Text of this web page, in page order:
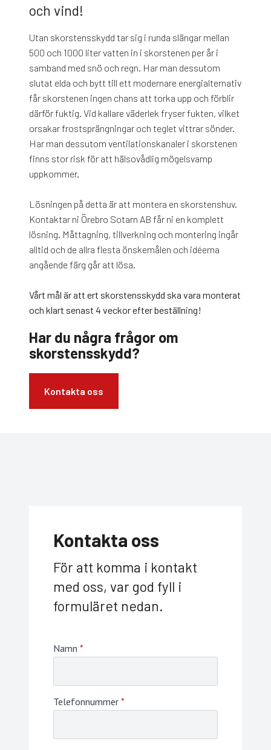
och vind!
Utan skorstensskydd tar sig i runda slängar mellan
500 och 1000 liter vatten in i skorstenen per år i
samband med snö och regn. Har man dessutom
slutat elda och bytt till ett modernare energialternativ
får skorstenen ingen chans att torka upp och förblir
därför fuktig. Vid kallare väderlek fryser fukten, vilket
orsakar frostsprängningar och teglet vittrar sönder.
Har man dessutom ventilationskanaler i skorstenen
finns stor risk för att hälsovådlig mögelsvamp
uppkommer.
Lösningen på detta är att montera en skorstenshuv.
Kontaktar ni Örebro Sotarn AB får ni en komplett
lösning. Måttagning, tillverkning och montering ingår
alltid och de allra flesta önskemålen och idéerna
angående färg går att lösa.
Vårt mål är att ert skorstensskydd ska vara monterat
och klart senast 4 veckor efter beställning!
Har du några frågor om
skorstensskydd?
Kontakta oss
Kontakta oss
För att komma i kontakt
med oss, var god fyll i
formuläret nedan.
Namn *
Telefonnummer *